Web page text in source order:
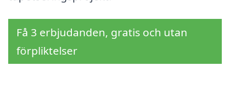
Få 3 erbjudanden, gratis och utan
förpliktelser